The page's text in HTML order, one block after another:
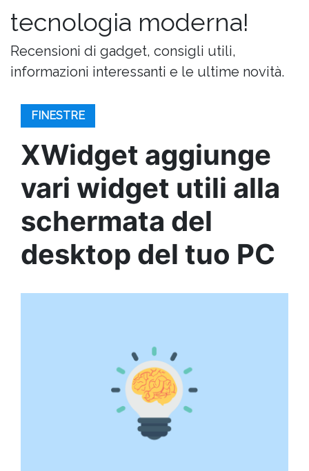
tecnologia moderna!
Recensioni di gadget, consigli utili,
informazioni interessanti e le ultime novità.
FINESTRE
XWidget aggiunge
vari widget utili alla
schermata del
desktop del tuo PC